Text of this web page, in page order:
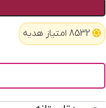
8532 امتیاز هدیه